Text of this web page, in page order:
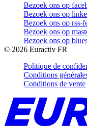
Bezoek ons op
Bezoek ons op
Bezoek ons op rss-
Bezoek ons op
Bezoek ons op
© 2026 Euractiv FR
Politique de
Conditions
Conditions de vente